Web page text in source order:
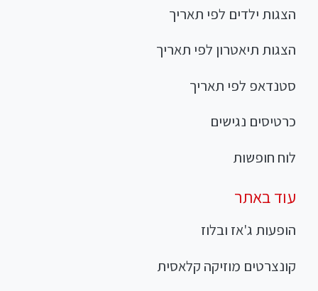
הצגות ילדים לפי תאריך
הצגות תיאטרון לפי תאריך
סטנדאפ לפי תאריך
כרטיסים נגישים
לוח חופשות
עוד באתר
הופעות ג'אז ובלוז
קונצרטים מוזיקה קלאסית